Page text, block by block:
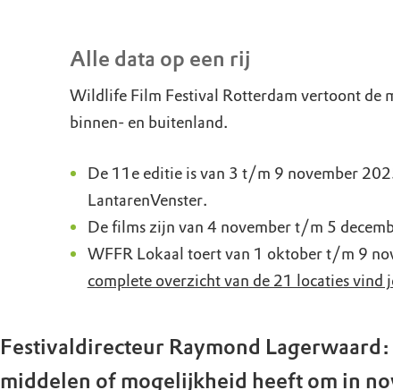
Alle data op een rij
Wildlife Film Festival Rotterdam vertoont de
binnen- en buitenland.
De 11e editie is van 3 t/m 9 november
LantarenVenster.
De films zijn van 4 november t/m 5
WFFR Lokaal toert van 1 oktober t/m 9
complete overzicht van de 21 locaties vind
Festivaldirecteur Raymond
middelen of mogelijkheid heeft om in